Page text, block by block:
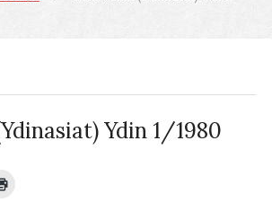
Ydin 1/1980